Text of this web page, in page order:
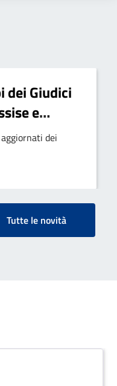
dei Giudici
e
dei
Tutte le novità